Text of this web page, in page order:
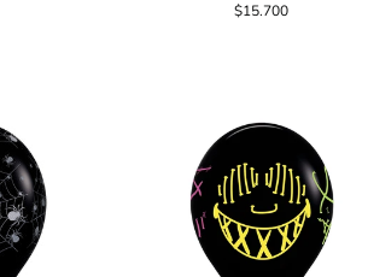
$15.700